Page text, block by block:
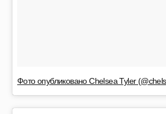
Фото опубликовано Chelsea Tyler